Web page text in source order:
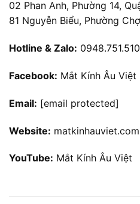
02 Phan Anh, Phường 14,
81 Nguyễn Biểu, Phường
Hotline & Zalo:
Facebook: Mắt Kính Âu Việt
Email: [email protected]
Website: matkinhauviet.com
YouTube: Mắt Kính Âu Việt